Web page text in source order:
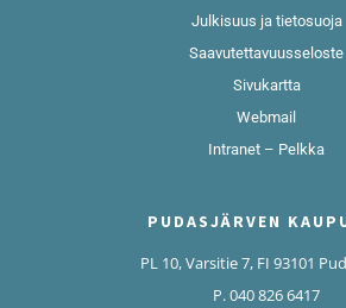
Julkisuus ja tietosuoja
Saavutettavuusseloste
Sivukartta
Webmail
Intranet – Pelkka
PUDASJÄRVEN
PL 10, Varsitie 7, FI 93101
P. 040 826 6417